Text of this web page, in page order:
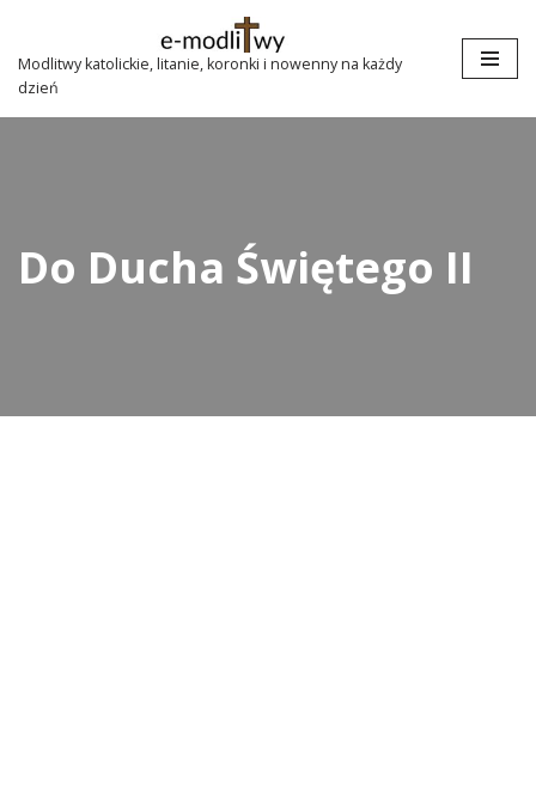
Przejdź
do
treści
Modlitwy katolickie, litanie, koronki i nowenny na każdy
dzień
Do Ducha Świętego II